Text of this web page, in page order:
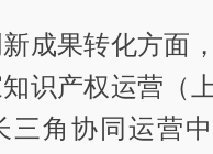
成果转化方面
识产权运营（
三角协同运营